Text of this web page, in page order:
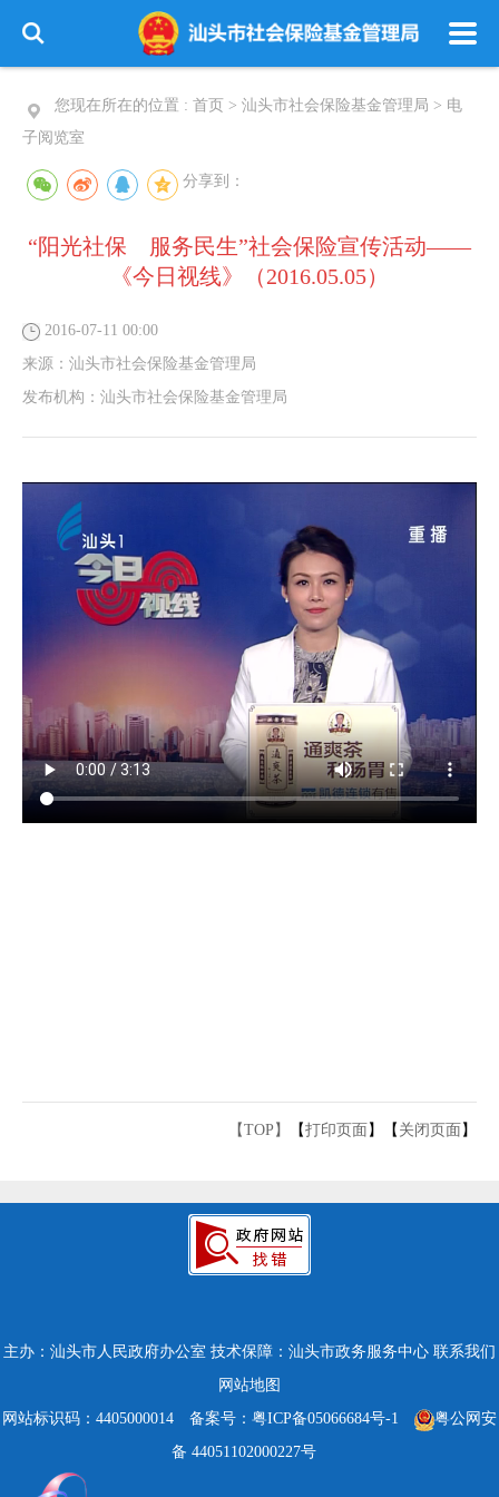
您现在所在的位置 : 首页 > 汕头市社会保险基金管理局 > 电
子阅览室
分享到：
“阳光社保 服务民生”社会保险宣传活动——
《今日视线》（2016.05.05）
2016-07-11 00:00
来源： 汕头市社会保险基金管理局
发布机构： 汕头市社会保险基金管理局
【TOP】 【打印页面 】【 关闭页面 】
主办：汕头市人民政府办公室 技术保障：汕头市政务服务中心 联系我们
网站地图
网站标识码：4405000014
备案号：粤ICP备05066684号-1
粤公网安
备 44051102000227号